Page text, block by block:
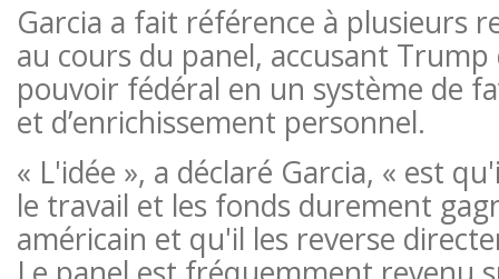
Garcia a fait référence à plusieurs
au cours du panel, accusant
pouvoir fédéral en un système de
et d’enrichissement personnel.
« L'idée », a déclaré Garcia, « est
le travail et les fonds durement
américain et qu'il les reverse